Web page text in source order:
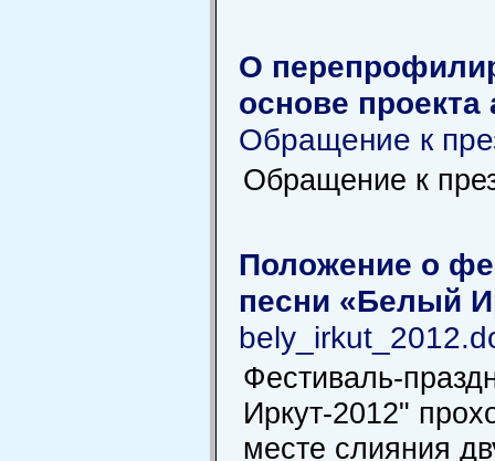
О
основе
Обращение к
Обращение к
Положение о
песни «Белый
Фестиваль-
Иркут-2012"
месте слияния